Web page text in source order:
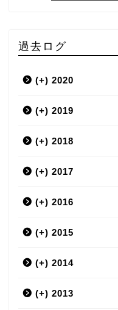
過去ログ
(+) 2020
3月
(+) 2019
12月
9月
7月
6月
5月
4月
(+) 2018
12月
11月
10月
9月
8月
(+) 2017
12月
11月
10月
9月
(+) 2016
12月
11月
10月
(+) 2015
12月
11月
(+) 2014
12月
(+) 2013